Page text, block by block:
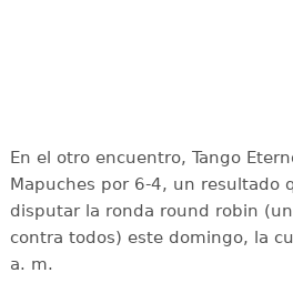
En el otro encuentro, Tango
Mapuches por 6-4, un resultado
disputar la ronda round robin
contra todos) este domingo, la
a. m.